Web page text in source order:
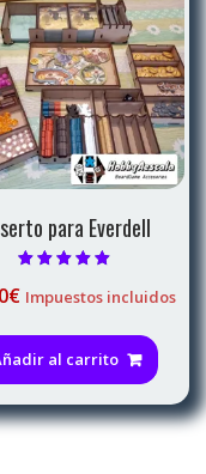
se
en
la
de
para Everdell
5.00
€ Impuestos incluidos
al carrito